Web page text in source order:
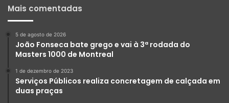
Mais comentadas
5 de agosto de 2026
João Fonseca bate grego e vai à 3ª rodada do
Masters 1000 de Montreal
1 de dezembro de 2023
Serviços Públicos realiza concretagem de calçada em
duas praças